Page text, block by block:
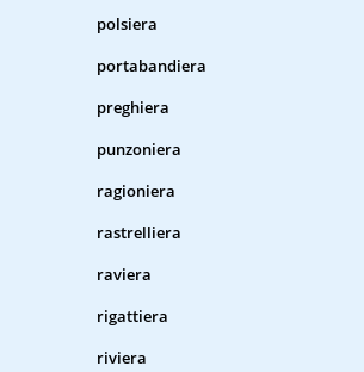
polsiera
portabandiera
preghiera
punzoniera
ragioniera
rastrelliera
raviera
rigattiera
riviera